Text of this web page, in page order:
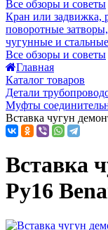
Все обзоры и советы
Кран или задвижка,
поворотные
чугунные и стальные
Все обзоры и советы
Главная
Каталог товаров
Детали
Муфты
Вставка чугун
Вставка
Ру16